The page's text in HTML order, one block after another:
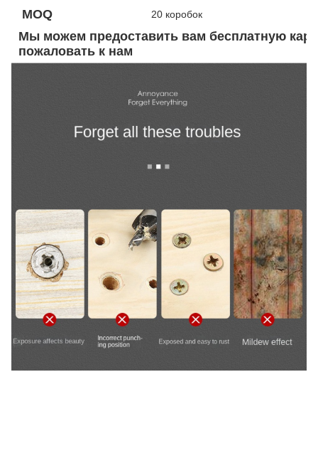
MOQ 20 коробок
Мы можем предоставить вам бесплатную
пожаловать к нам